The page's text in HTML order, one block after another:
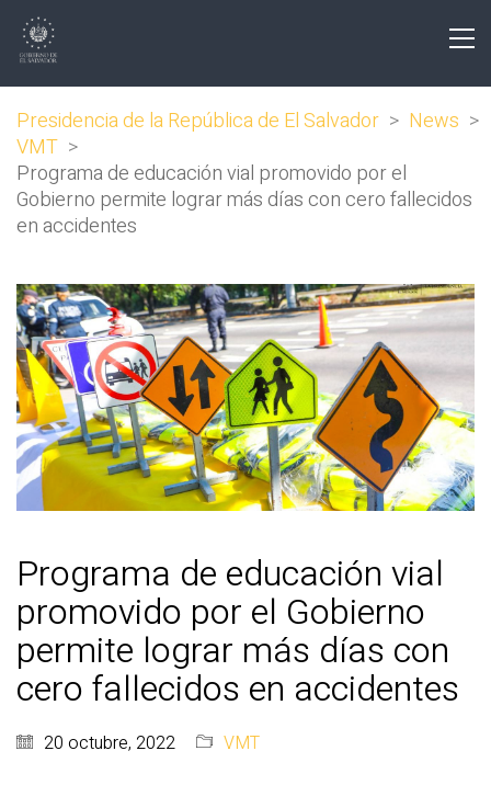
Presidencia de la República de El Salvador > News >
VMT >
Programa de educación vial promovido por el
Gobierno permite lograr más días con cero fallecidos
en accidentes
Programa de educación vial
promovido por el Gobierno
permite lograr más días con
cero fallecidos en accidentes
20 octubre, 2022 VMT